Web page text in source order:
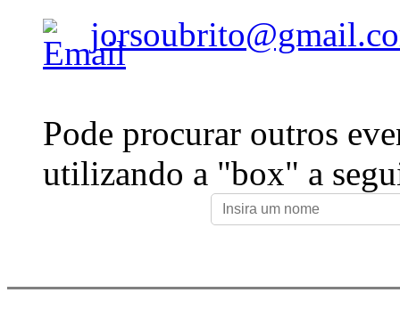
Pode procurar outros
utilizando a "box" a